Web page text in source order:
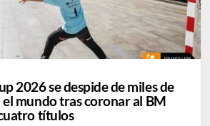
2026 se despide de miles de
mundo tras coronar al BM
títulos